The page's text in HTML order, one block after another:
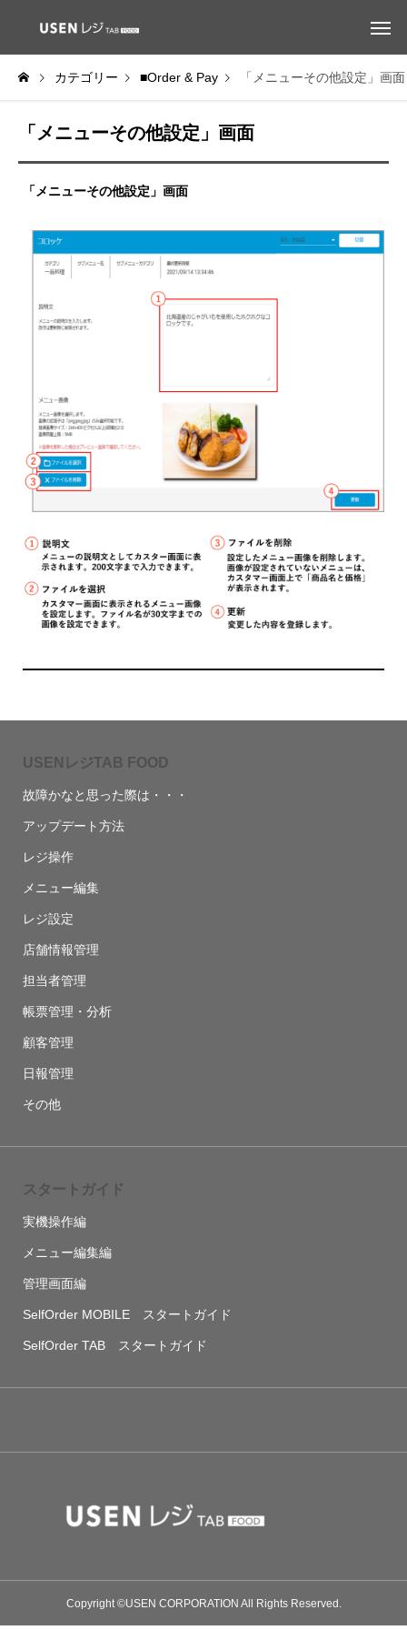
カテゴリー ■Order & Pay 「メニューその他設定」画面
「メニューその他設定」画面
「メニューその他設定」画面
USENレジTAB FOOD
故障かなと思った際は・・・
アップデート方法
レジ操作
メニュー編集
レジ設定
店舗情報管理
担当者管理
帳票管理・分析
顧客管理
日報管理
その他
スタートガイド
実機操作編
メニュー編集編
管理画面編
SelfOrder MOBILE スタートガイド
SelfOrder TAB スタートガイド
Copyright ©USEN CORPORATION All Rights Reserved.